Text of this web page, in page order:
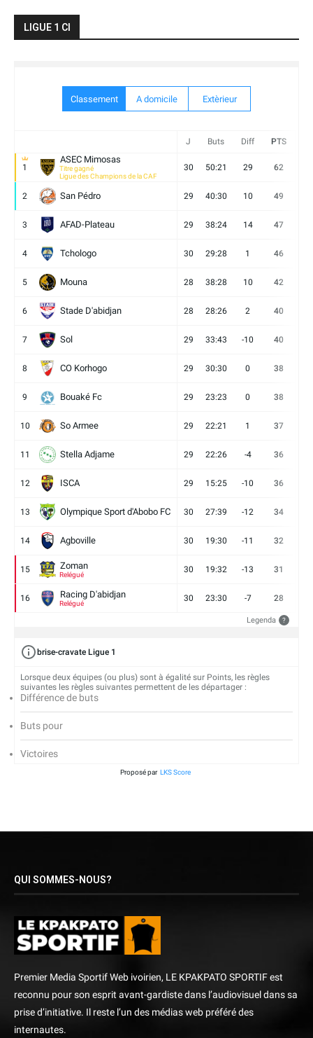
LIGUE 1 CI
Classement A domicile Extèrieur
J Buts Diff PTS
1
ASEC Mimosas
Titre gagné
Ligue des Champions de la CAF
30 50:21 29 62
2 San Pédro 29 40:30 10 49
3 AFAD-Plateau 29 38:24 14 47
4 Tchologo 30 29:28 1 46
5 Mouna 28 38:28 10 42
6 Stade D'abidjan 28 28:26 2 40
7 Sol 29 33:43 -10 40
8 CO Korhogo 29 30:30 0 38
9 Bouaké Fc 29 23:23 0 38
10 So Armee 29 22:21 1 37
11 Stella Adjame 29 22:26 -4 36
12 ISCA 29 15:25 -10 36
13 Olympique Sport d'Abobo FC 30 27:39 -12 34
14 Agboville 30 19:30 -11 32
15 Zoman
Relégué
30 19:32 -13 31
16 Racing D'abidjan
Relégué
30 23:30 -7 28
Legenda ?
brise-cravate Ligue 1
Lorsque deux équipes (ou plus) sont à égalité sur Points, les règles
suivantes les règles suivantes permettent de les départager :
Différence de buts
Buts pour
Victoires
Proposé par LKS Score
QUI SOMMES-NOUS?
Premier Media Sportif Web ivoirien, LE KPAKPATO SPORTIF est
reconnu pour son esprit avant-gardiste dans l’audiovisuel dans sa
prise d’initiative. Il reste l’un des médias web préféré des
internautes.